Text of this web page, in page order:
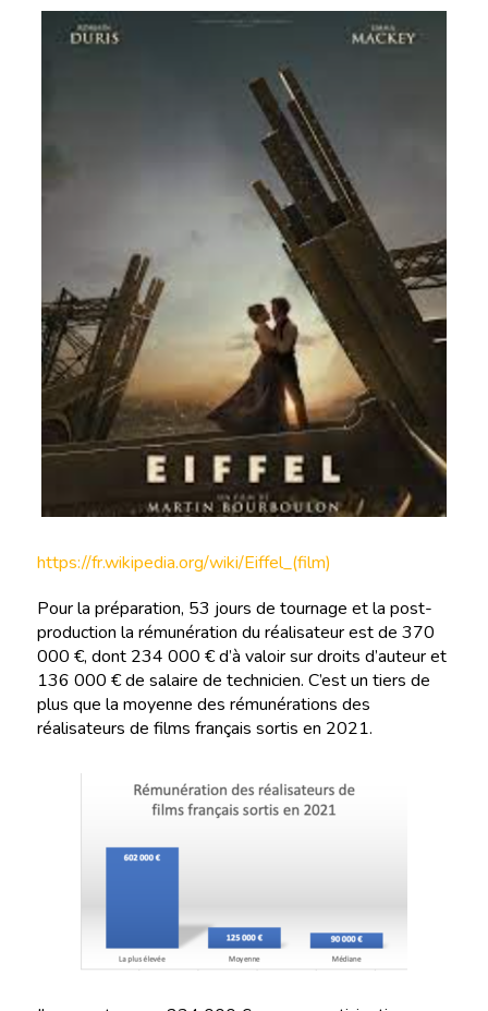
https://fr.wikipedia.org/wiki/Eiffel_(film)
Pour la préparation, 53 jours de tournage et la post-
production la rémunération du réalisateur est de 370
000 €, dont 234 000 € d’à valoir sur droits d’auteur et
136 000 € de salaire de technicien. C’est un tiers de
plus que la moyenne des rémunérations des
réalisateurs de films français sortis en 2021.